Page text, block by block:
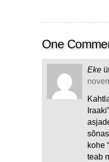
One
Eke
kohe
teab